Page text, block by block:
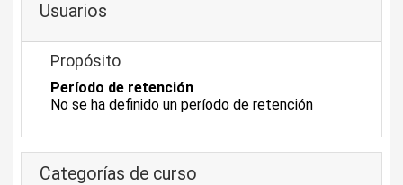
Usuarios
Propósito
Período de retención
No se ha definido un período de retención
Categorías de curso